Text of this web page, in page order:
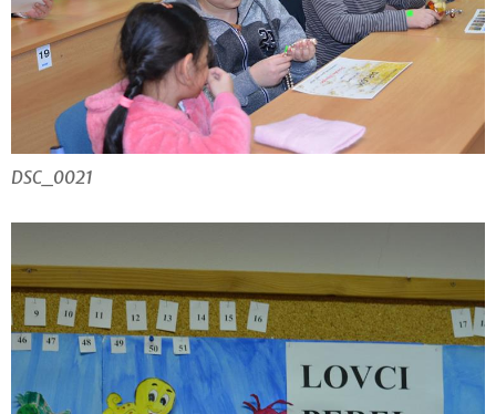
DSC_0021